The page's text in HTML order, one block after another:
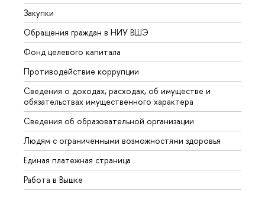
Закупки
Обращения граждан в НИУ ВШЭ
Фонд целевого капитала
Противодействие коррупции
Сведения о доходах, расходах, об имуществе и
обязательствах имущественного характера
Сведения об образовательной организации
Людям с ограниченными возможностями здоровья
Единая платежная страница
Работа в Вышке